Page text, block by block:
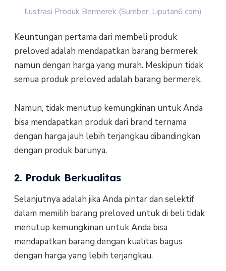
Ilustrasi Produk Bermerek (Sumber: Liputan6.com)
Keuntungan pertama dari membeli produk
preloved adalah mendapatkan barang bermerek
namun dengan harga yang murah. Meskipun tidak
semua produk preloved adalah barang bermerek.
Namun, tidak menutup kemungkinan untuk Anda
bisa mendapatkan produk dari brand ternama
dengan harga jauh lebih terjangkau dibandingkan
dengan produk barunya.
2. Produk Berkualitas
Selanjutnya adalah jika Anda pintar dan selektif
dalam memilih barang preloved untuk di beli tidak
menutup kemungkinan untuk Anda bisa
mendapatkan barang dengan kualitas bagus
dengan harga yang lebih terjangkau.